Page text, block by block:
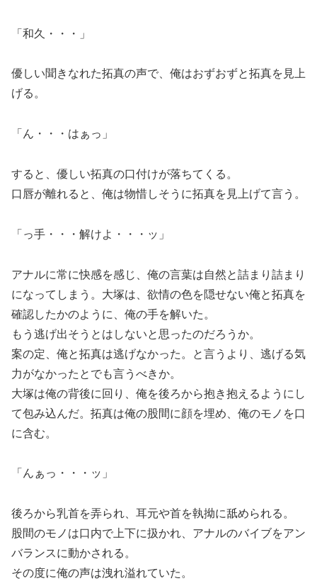
「和久・・・」
優しい聞きなれた拓真の声で、俺はおずおずと拓真を見上
げる。
「ん・・・はぁっ」
すると、優しい拓真の口付けが落ちてくる。
口唇が離れると、俺は物惜しそうに拓真を見上げて言う。
「っ手・・・解けよ・・・ッ」
アナルに常に快感を感じ、俺の言葉は自然と詰まり詰まり
になってしまう。大塚は、欲情の色を隠せない俺と拓真を
確認したかのように、俺の手を解いた。
もう逃げ出そうとはしないと思ったのだろうか。
案の定、俺と拓真は逃げなかった。と言うより、逃げる気
力がなかったとでも言うべきか。
大塚は俺の背後に回り、俺を後ろから抱き抱えるようにし
て包み込んだ。拓真は俺の股間に顔を埋め、俺のモノを口
に含む。
「んぁっ・・・ッ」
後ろから乳首を弄られ、耳元や首を執拗に舐められる。
股間のモノは口内で上下に扱かれ、アナルのバイブをアン
バランスに動かされる。
その度に俺の声は洩れ溢れていた。